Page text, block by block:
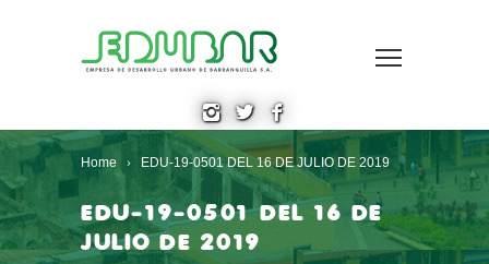
Home EDU-19-0501 DEL 16 DE JULIO DE 2019
EDU-19-0501 DEL 16 DE
JULIO DE 2019